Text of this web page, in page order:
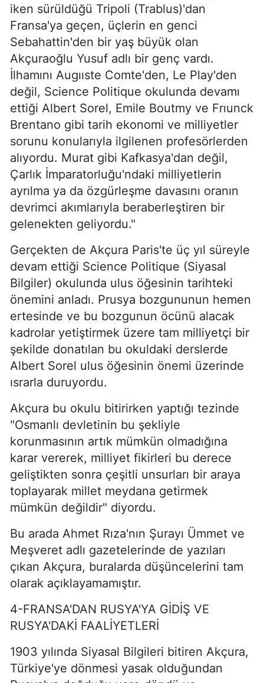
iken sürüldüğü Tripoli (Trablus)'dan
Fransa'ya geçen, üçlerin en genci
Sebahattin'den bir yaş büyük olan
Akçuraoğlu Yusuf adlı bir genç vardı.
İlhamını Augııste Comte'den, Le Play'den
değil, Science Politique okulunda devamı
ettiği Albert Sorel, Emile Boutmy ve Frıunck
Brentano gibi tarih ekonomi ve milliyetler
sorunu konularıyla ilgilenen profesörlerden
alıyordu. Murat gibi Kafkasya'dan değil,
Çarlık İmparatorluğu'ndaki milliyetlerin
ayrılma ya da özgürleşme davasını oranın
devrimci akımlarıyla beraberleştiren bir
gelenekten geliyordu."
Gerçekten de Akçura Paris'te üç yıl süreyle
devam ettiği Science Politique (Siyasal
Bilgiler) okulunda ulus öğesinin tarihteki
önemini anladı. Prusya bozgununun hemen
ertesinde ve bu bozgunun öcünü alacak
kadrolar yetiştirmek üzere tam milliyetçi bir
şekilde donatılan bu okuldaki derslerde
Albert Sorel ulus öğesinin önemi üzerinde
ısrarla duruyordu.
Akçura bu okulu bitirirken yaptığı tezinde
"Osmanlı devletinin bu şekliyle
korunmasının artık mümkün olmadığına
karar vererek, milliyet fikirleri bu derece
geliştikten sonra çeşitli unsurları bir araya
toplayarak millet meydana getirmek
mümkün değildir" diyordu.
Bu arada Ahmet Rıza'nın Şurayı Ümmet ve
Meşveret adlı gazetelerinde de yazıları
çıkan Akçura, buralarda düşüncelerini tam
olarak açıklayamamıştır.
4-FRANSA'DAN RUSYA'YA GİDİŞ VE
RUSYA'DAKİ FAALİYETLERİ
1903 yılında Siyasal Bilgileri bitiren Akçura,
Türkiye'ye dönmesi ya­sak olduğundan